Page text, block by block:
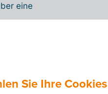
eine
Sie Ihre Cookies